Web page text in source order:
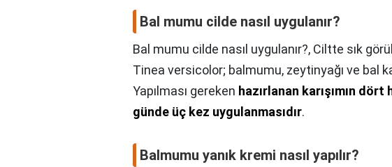
Bal mumu cilde nasıl uygulanır?
Bal mumu cilde nasıl uygulanır?, Ciltte sık
Tinea versicolor; balmumu, zeytinyağı ve bal
Yapılması gereken hazırlanan karışımın
günde üç kez uygulanmasıdır.
Balmumu yanık kremi nasıl yapılır?